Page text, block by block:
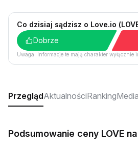
Co dzisiaj sądzisz o Love.io
Dobrze
Uwaga: Informacje te mają charakter wyłącznie
PrzeglądAktualnościRanking
Podsumowanie ceny LOVE